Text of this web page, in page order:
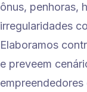
ônus, penhoras,
irregularidades
Elaboramos
e preveem